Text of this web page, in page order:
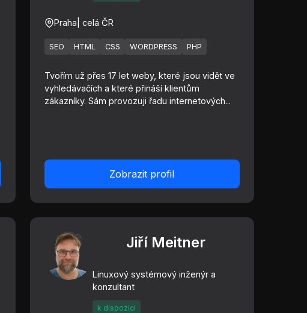
Praha | celá ČR
SEO HTML CSS WORDPRESS PHP
Tvořím už přes 17 let weby, které jsou vidět ve
vyhledávačích a které přináší klientům
zákazníky. Sám provozuji řadu internetových...
Zobrazit profil
Jiří Meitner
Linuxový systémový inženýr a
konzultant
k dispozici